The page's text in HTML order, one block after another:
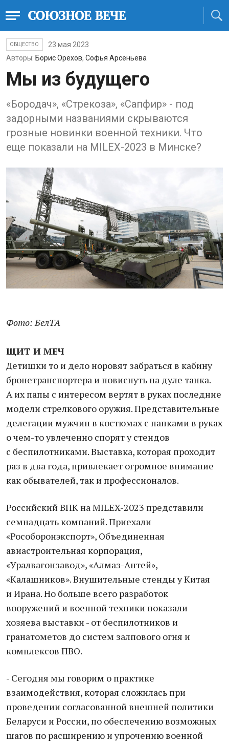
ОБЩЕСТВО
23 мая 2023
Авторы: Борис Орехов, Софья Арсеньева
Мы из будущего
«Бородач», «Стрекоза», «Сапфир» - под
задорными названиями скрываются
грозные новинки военной техники. Что
еще показали на MILEX-2023 в Минске?
Фото: БелТА
ЩИТ И МЕЧ
Детишки то и дело норовят забраться в кабину
бронетранспортера и повиснуть на дуле танка.
А их папы с интересом вертят в руках последние
модели стрелкового оружия. Представительные
делегации мужчин в костюмах с папками в руках
о чем-то увлеченно спорят у стендов
с беспилотниками. Выставка, которая проходит
раз в два года, привлекает огромное внимание
как обывателей, так и профессионалов.
Российский ВПК на MILEX-2023 представили
семнадцать компаний. Приехали
«Рособоронэкспорт», Объединенная
авиастроительная корпорация,
«Уралвагонзавод», «Алмаз-Антей»,
«Калашников». Внушительные стенды у Китая
и Ирана. Но больше всего разработок
вооружений и военной техники показали
хозяева выставки - от беспилотников и
гранатометов до систем залпового огня и
комплексов ПВО.
- Сегодня мы говорим о практике
взаимодействия, которая сложилась при
проведении согласованной внешней политики
Беларуси и России, по обеспечению возможных
шагов по расширению и упрочению военной